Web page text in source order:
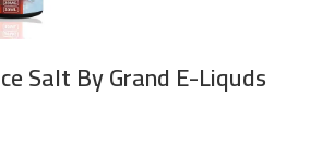
Salt By Grand E-Liquds